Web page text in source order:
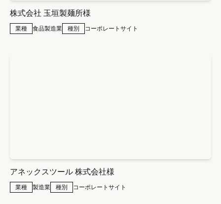
株式会社 玉垣製麺所様
業種 食品製造業 種別 コーポレートサイト
アネックスツール 株式会社様
業種 製造業 種別 コーポレートサイト